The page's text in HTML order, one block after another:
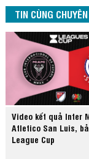
TIN CÙNG
Video kết quả Inter
Atletico San Luis,
League Cup